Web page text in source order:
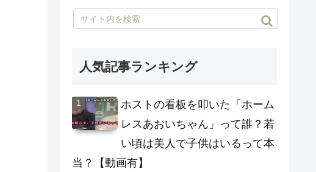
人気記事ランキング
ホストの看板を叩いた「ホーム
レスあおいちゃん」って誰？若
い頃は美人で子供はいるって本
当？【動画有】